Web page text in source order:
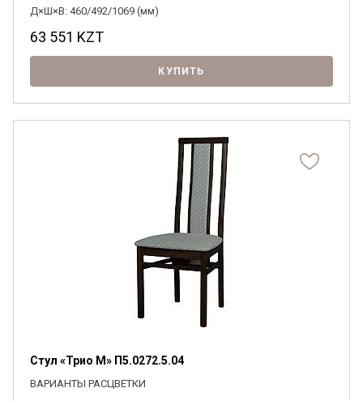
Д×Ш×В: 460/492/1069 (мм)
63 551 KZT
КУПИТЬ
Стул «Трио М» П5.0272.5.04
ВАРИАНТЫ РАСЦВЕТКИ